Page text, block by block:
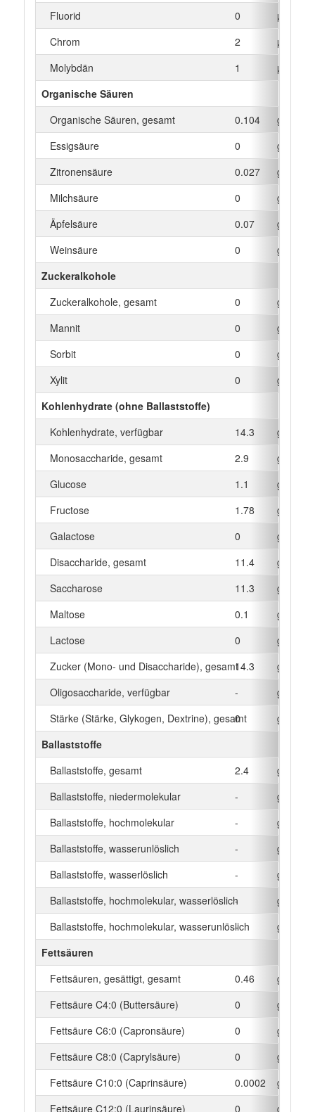
Fluorid 0
µg
Chrom
2
µg
Molybdän
1
µg
Organische Säuren
Organische Säuren, gesamt
0.104
g
Essigsäure
0
g
Zitronensäure
0.027
g
Milchsäure
0
g
Äpfelsäure
0.07
g
Weinsäure
0
g
Zuckeralkohole
Zuckeralkohole, gesamt
0
g
Mannit
0
g
Sorbit
0
g
Xylit
0
g
Kohlenhydrate (ohne Ballaststoffe)
Kohlenhydrate, verfügbar
14.3
g
Monosaccharide, gesamt
2.9
g
Glucose
1.1
g
Fructose
1.78
g
Galactose
0
g
Disaccharide, gesamt
11.4
g
Saccharose
11.3
g
Maltose
0.1
g
Lactose
0
g
Zucker (Mono- und Disaccharide), gesamt14.3
g
Oligosaccharide, verfügbar
-
g
Stärke (Stärke, Glykogen, Dextrine), gesamt
0
g
Ballaststoffe
Ballaststoffe, gesamt
2.4
g
Ballaststoffe, niedermolekular
-
g
Ballaststoffe, hochmolekular
-
g
Ballaststoffe, wasserunlöslich
-
g
Ballaststoffe, wasserlöslich
-
g
Ballaststoffe, hochmolekular, wasserlöslich
-
g
Ballaststoffe, hochmolekular, wasserunlöslich
-
g
Fettsäuren
Fettsäuren, gesättigt, gesamt
0.46
g
Fettsäure C4:0 (Buttersäure)
0
g
Fettsäure C6:0 (Capronsäure)
0
g
Fettsäure C8:0 (Caprylsäure)
0
g
Fettsäure C10:0 (Caprinsäure)
0.0002
g
Fettsäure C12:0 (Laurinsäure)
0
g